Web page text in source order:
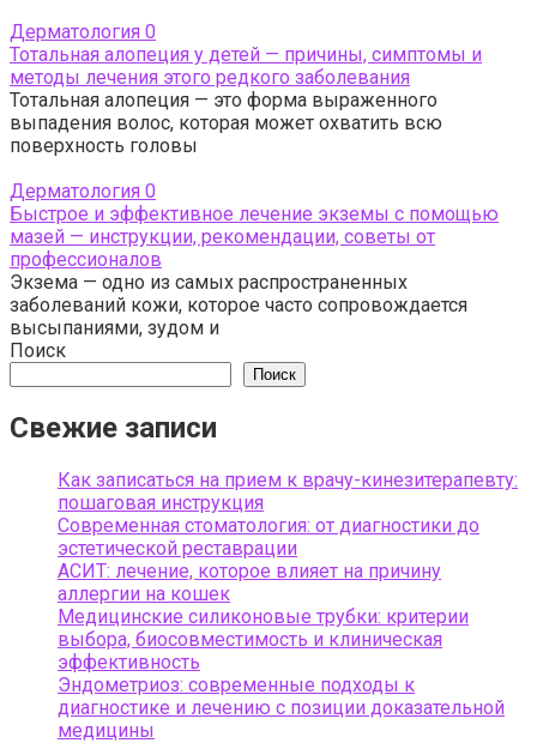
Дерматология 0
Тотальная алопеция у детей — причины, симптомы и
методы лечения этого редкого заболевания
Тотальная алопеция — это форма выраженного
выпадения волос, которая может охватить всю
поверхность головы
Дерматология 0
Быстрое и эффективное лечение экземы с помощью
мазей — инструкции, рекомендации, советы от
профессионалов
Экзема — одно из самых распространенных
заболеваний кожи, которое часто сопровождается
высыпаниями, зудом и
Поиск
Поиск
Свежие записи
Как записаться на прием к врачу-кинезитерапевту:
пошаговая инструкция
Современная стоматология: от диагностики до
эстетической реставрации
АСИТ: лечение, которое влияет на причину
аллергии на кошек
Медицинские силиконовые трубки: критерии
выбора, биосовместимость и клиническая
эффективность
Эндометриоз: современные подходы к
диагностике и лечению с позиции доказательной
медицины